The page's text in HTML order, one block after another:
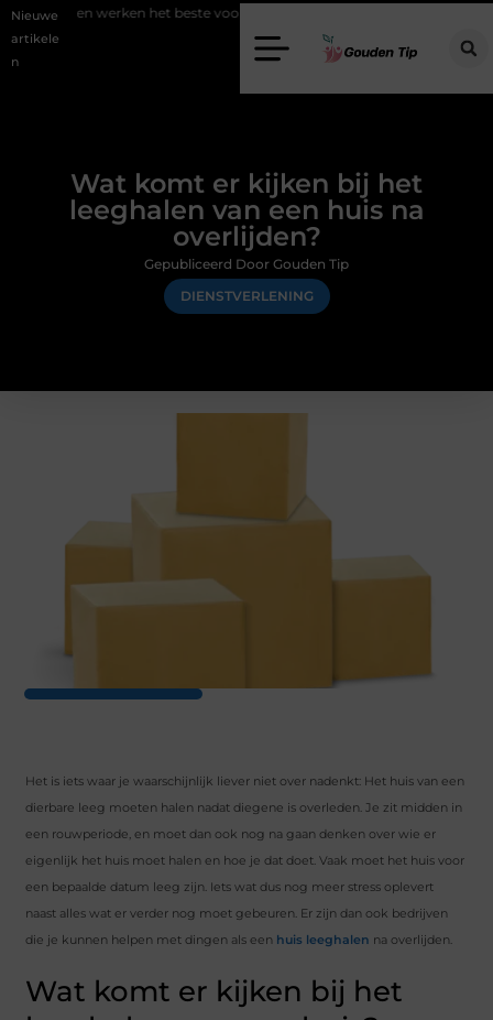
Nieuwe
artikele
n
het beste voor vastgoedmarketing?
Wat komt er kijken bij het
leeghalen van een huis na
overlijden?
DIENSTVERLENING
Gepubliceerd Door Gouden Tip
Het is iets waar je waarschijnlijk liever niet over nadenkt: Het huis van een
dierbare leeg moeten halen nadat diegene is overleden. Je zit midden in
een rouwperiode, en moet dan ook nog na gaan denken over wie er
eigenlijk het huis moet halen en hoe je dat doet. Vaak moet het huis voor
een bepaalde datum leeg zijn. Iets wat dus nog meer stress oplevert
naast alles wat er verder nog moet gebeuren. Er zijn dan ook bedrijven
die je kunnen helpen met dingen als een huis leeghalen na overlijden.
Wat komt er kijken bij het